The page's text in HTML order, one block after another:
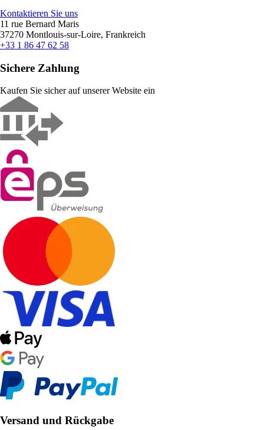
Kontaktieren Sie uns
11 rue Bernard Maris
37270 Montlouis-sur-Loire, Frankreich
+33 1 86 47 62 58
Sichere Zahlung
Kaufen Sie sicher auf unserer Website ein
Versand und Rückgabe